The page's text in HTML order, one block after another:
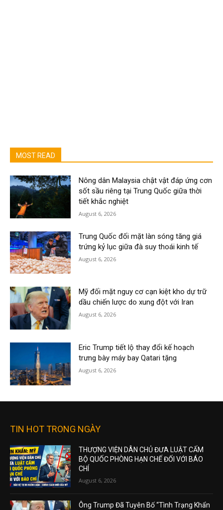
MOST READ
Nông dân Malaysia chật vật đáp ứng cơn
sốt sầu riêng tại Trung Quốc giữa thời
tiết khắc nghiệt
August 6, 2026
Trung Quốc đối mặt làn sóng tăng giá
trứng kỷ lục giữa đà suy thoái kinh tế
August 6, 2026
Mỹ đối mặt nguy cơ cạn kiệt kho dự trữ
dầu chiến lược do xung đột với Iran
August 6, 2026
Eric Trump tiết lộ thay đổi kế hoạch
trưng bày máy bay Qatari tặng
August 6, 2026
TIN HOT TRONG NGÀY
THƯỢNG VIỆN DÂN CHỦ ĐƯA LUẬT CẤM
BỘ QUỐC PHÒNG HẠN CHẾ ĐỐI VỚI BÁO
CHÍ
August 6, 2026
Ông Trump Đã Tuyên Bố “Tình Trạng Khẩn